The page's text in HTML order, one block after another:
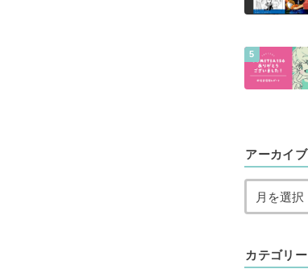
アーカイブ
カテゴリー